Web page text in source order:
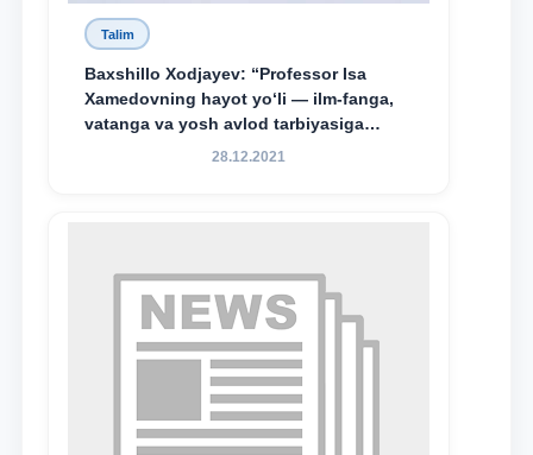
Talim
Baxshillo Xodjayev: “Professor Isa
Xamedovning hayot yo‘li — ilm-fanga,
vatanga va yosh avlod tarbiyasiga
sodiqlikning oliy namunasidir”.
28.12.2021